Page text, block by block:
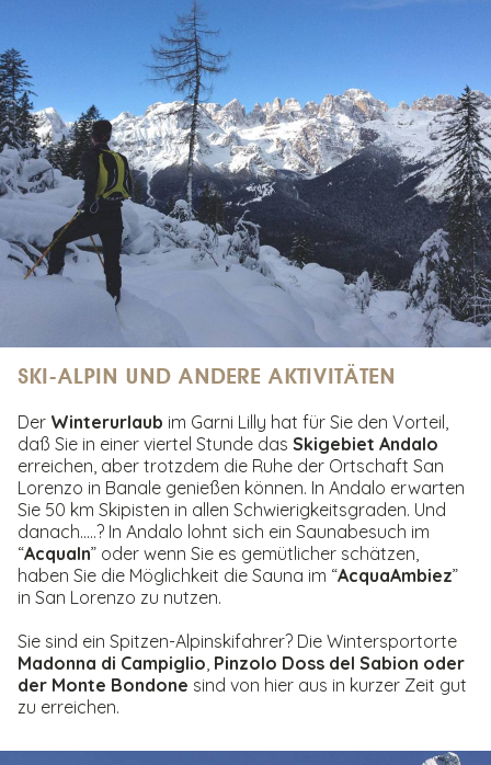
SKI-ALPIN UND ANDERE AKTIVITÄTEN
Der Winterurlaub im Garni Lilly hat für Sie den Vorteil,
daß Sie in einer viertel Stunde das Skigebiet Andalo
erreichen, aber trotzdem die Ruhe der Ortschaft San
Lorenzo in Banale genießen können. In Andalo erwarten
Sie 50 km Skipisten in allen Schwierigkeitsgraden. Und
danach…..? In Andalo lohnt sich ein Saunabesuch im
“AcquaIn” oder wenn Sie es gemütlicher schätzen,
haben Sie die Möglichkeit die Sauna im “AcquaAmbiez”
in San Lorenzo zu nutzen.
Sie sind ein Spitzen-Alpinskifahrer? Die Wintersportorte
Madonna di Campiglio Pinzolo Doss del Sabion oder
der Monte Bondone sind von hier aus in kurzer Zeit gut
zu erreichen.